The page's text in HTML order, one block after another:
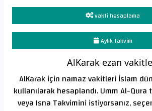
vakti hesaplama
Aylık takvim
AlKarak ezan
AlKarak için namaz vakitleri İslam
kullanılarak hesaplandı. Umm Al-
veya Isna Takvimini istiyorsanız,